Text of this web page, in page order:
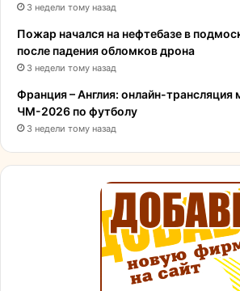
3 недели тому назад
Пожар начался на нефтебазе в
после падения обломков дрона
3 недели тому назад
Франция – Англия: онлайн-трансляция
ЧМ-2026 по футболу
3 недели тому назад